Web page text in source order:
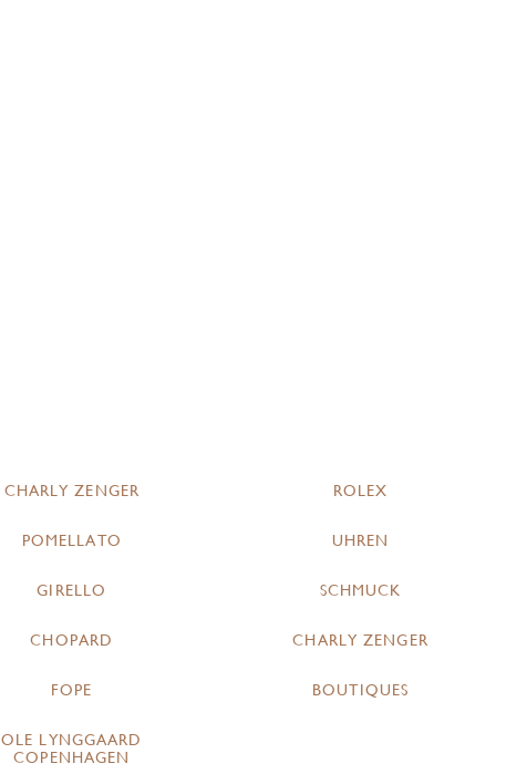
CHARLY ZENGER
POMELLATO
GIRELLO
CHOPARD
FOPE
OLE LYNGGAARD
COPENHAGEN
ROLEX
UHREN
SCHMUCK
CHARLY ZENGER
BOUTIQUES